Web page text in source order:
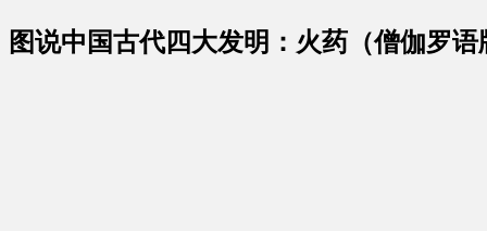
图说中国古代四大发明：火药（僧伽罗语